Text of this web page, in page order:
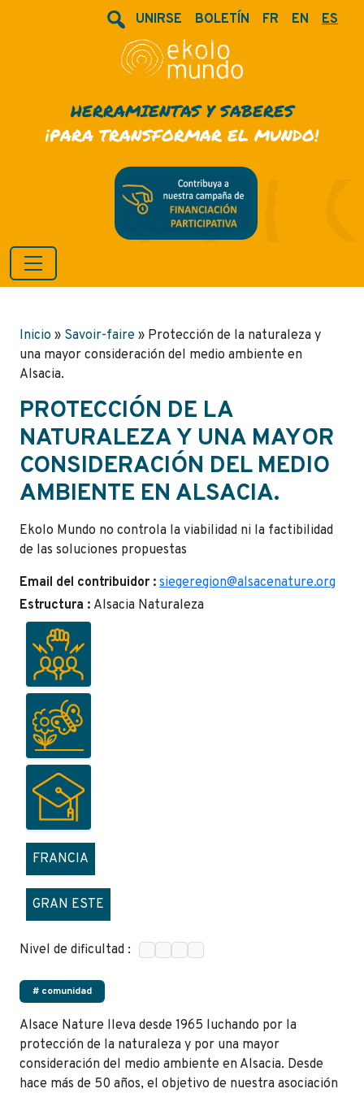
UNIRSE BOLETÍN FR EN ES
HERRAMIENTAS Y SABERES
¡PARA TRANSFORMAR EL MUNDO!
Inicio » Savoir-faire » Protección de la naturaleza y
una mayor consideración del medio ambiente en
Alsacia.
PROTECCIÓN DE LA
NATURALEZA Y UNA MAYOR
CONSIDERACIÓN DEL MEDIO
AMBIENTE EN ALSACIA.
Ekolo Mundo no controla la viabilidad ni la factibilidad
de las soluciones propuestas
Email del contribuidor : siegeregion@alsacenature.org
Estructura : Alsacia Naturaleza
FRANCIA
GRAN ESTE
Nivel de dificultad :
# comunidad
Alsace Nature lleva desde 1965 luchando por la
protección de la naturaleza y por una mayor
consideración del medio ambiente en Alsacia. Desde
hace más de 50 años, el objetivo de nuestra asociación